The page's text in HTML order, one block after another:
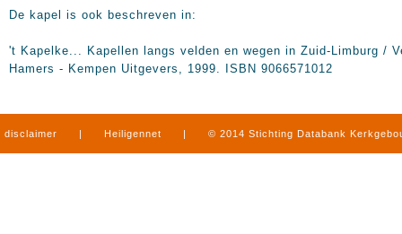
De kapel is ook beschreven in:
't Kapelke... Kapellen langs velden en wegen in Zuid-Limburg /
Hamers - Kempen Uitgevers, 1999. ISBN 9066571012
disclaimer | Heiligennet | © 2014 Stichting Databank